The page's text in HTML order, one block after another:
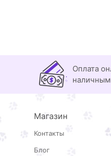
Оплата
Магазин
Контакты
Блог